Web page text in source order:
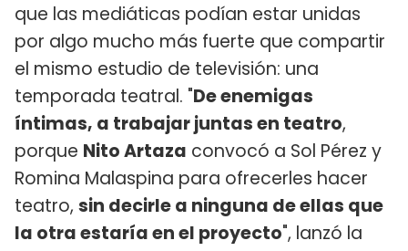
que las mediáticas podían estar unidas
por algo mucho más fuerte que compartir
el mismo estudio de televisión: una
temporada teatral. "De enemigas
íntimas, a trabajar juntas en teatro,
porque Nito Artaza convocó a Sol Pérez y
Romina Malaspina para ofrecerles hacer
teatro, sin decirle a ninguna de ellas que
la otra estaría en el proyecto", lanzó la